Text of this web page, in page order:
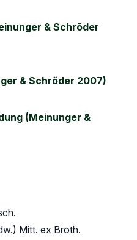
& Schröder
& Schröder 2007)
(Meinunger &
Mitt. ex Broth.